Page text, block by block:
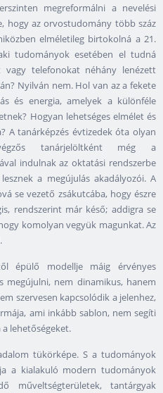
megreformálni a nevelési
hogy az orvostudomány több száz
elméletileg birtokolná a 21.
tudományok esetében el tudná
telefonokat néhány lenézett
Nyilván nem. Hol van az a fekete
és energia, amelyek a különféle
Hogyan lehetséges elmélet és
A tanárképzés évtizedek óta olyan
tanárjelöltként még a
indulnak az oktatási rendszerbe
a megújulás akadályozói. A
se vezető zsákutcába, hogy észre
rendszerint már késő; addigra se
komolyan vegyük magunkat. Az
épülő modellje máig érvényes
megújulni, nem dinamikus, hanem
szervesen kapcsolódik a jelenhez,
ami inkább sablon, nem segíti
lehetőségeket.
tükörképe. S a tudományok
a kialakuló modern tudományok
műveltségterületek, tantárgyak